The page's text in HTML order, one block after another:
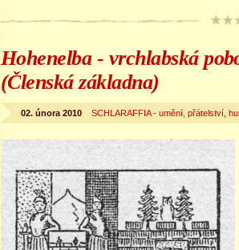
Hohenelba - vrchlabská
(Členská základna)
02. února 2010 SCHLARAFFIA - umění, přátelství,